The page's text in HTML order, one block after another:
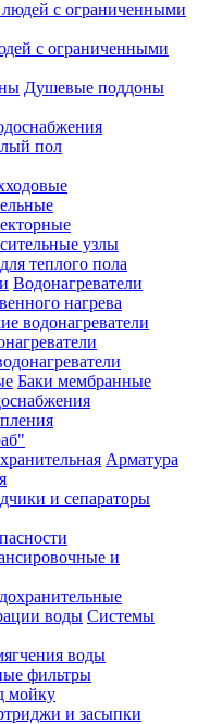
с ограниченными
Душевые поддоны
пол
узлы
теплого пола
Водонагреватели
нагрева
водонагреватели
Баки мембранные
Арматура
и сепараторы
и
Системы
воды
фильтры
мойку
и засыпки